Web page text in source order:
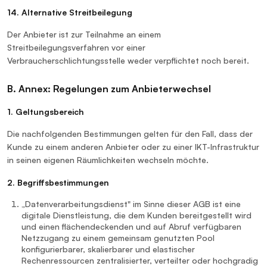
14. Alternative Streitbeilegung
Der Anbieter ist zur Teilnahme an einem
Streitbeilegungsverfahren vor einer
Verbraucherschlichtungsstelle weder verpflichtet noch bereit.
B. Annex: Regelungen zum Anbieterwechsel
1. Geltungsbereich
Die nachfolgenden Bestimmungen gelten für den Fall, dass der
Kunde zu einem anderen Anbieter oder zu einer IKT-Infrastruktur
in seinen eigenen Räumlichkeiten wechseln möchte.
2. Begriffsbestimmungen
„Datenverarbeitungsdienst" im Sinne dieser AGB ist eine
digitale Dienstleistung, die dem Kunden bereitgestellt wird
und einen flächendeckenden und auf Abruf verfügbaren
Netzzugang zu einem gemeinsam genutzten Pool
konfigurierbarer, skalierbarer und elastischer
Rechenressourcen zentralisierter, verteilter oder hochgradig